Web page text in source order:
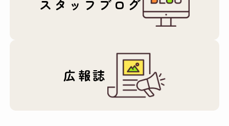
スタッフブログ
広報誌